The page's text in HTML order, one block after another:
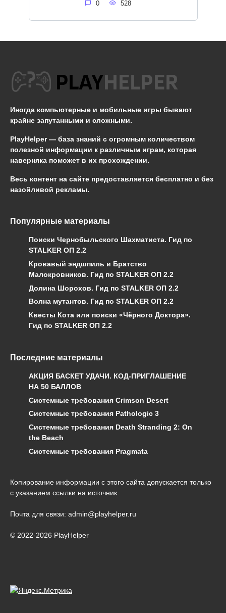
0 528
Иногда компьютерные и мобильные игры бывают
крайне запутанными и сложными.
PlayHelper — база знаний с огромным количеством
полезной информации к различным играм, которая
наверняка поможет в их прохождении.
Весь контент на сайте предоставляется бесплатно и без
назойливой рекламы.
Популярные материалы
Поиски Чернобыльского Шахматиста. Гид по
STALKER ОП 2.2
Кровавый эндшпиль и Братство
Малокровников. Гид по STALKER ОП 2.2
Долина Шорохов. Гид по STALKER ОП 2.2
Волна мутантов. Гид по STALKER ОП 2.2
Квесты Кота или поиски «Чёрного Доктора».
Гид по STALKER ОП 2.2
Последние материалы
АКЦИЯ БАСКЕТ УДАЧИ. КОД-ПРИГЛАШЕНИЕ
НА 50 БАЛЛОВ
Системные требования Crimson Desert
Системные требования Pathologic 3
Системные требования Death Stranding 2: On
the Beach
Системные требования Pragmata
Копирование информации с этого сайта допускается только
с указанием ссылки на источник.
Почта для связи: admin@playhelper.ru
© 2022-2026 PlayHelper